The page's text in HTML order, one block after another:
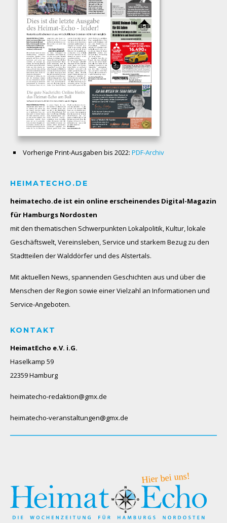
Vorherige Print-Ausgaben bis 2022: PDF-Archiv
HEIMATECHO.DE
heimatecho.de ist ein online erscheinendes Digital-Magazin
für Hamburgs Nordosten
mit den thematischen Schwerpunkten Lokalpolitik, Kultur, lokale
Geschäftswelt, Vereinsleben, Service und starkem Bezug zu den
Stadtteilen der Walddörfer und des Alstertals.
Mit aktuellen News, spannenden Geschichten aus und über die
Menschen der Region sowie einer Vielzahl an Informationen und
Service-Angeboten.
KONTAKT
HeimatEcho e.V. i.G.
Haselkamp 59
22359 Hamburg
heimatecho-redaktion@gmx.de
heimatecho-veranstaltungen@gmx.de